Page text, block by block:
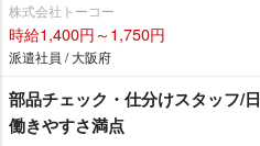
株式会社トーコー
時給1,400円～1,750円
派遣社員 / 大阪府
部品チェック・仕分けスタッフ/
働きやすさ満点